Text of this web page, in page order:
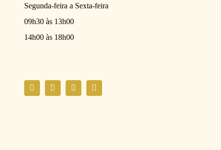
Segunda-feira a Sexta-feira
09h30 às 13h00
14h00 às 18h00